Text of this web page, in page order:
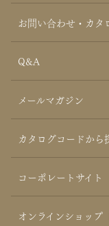
お問い合わせ・カタ
Q&A
メールマガジン
カタログコードから
コーポレートサイト
オンラインショップ